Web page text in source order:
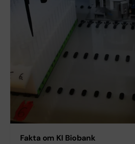
Fakta om KI Biobank